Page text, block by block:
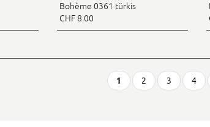
Bohème 0361 türkis
CHF 8.00
1 2 3 4